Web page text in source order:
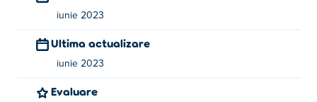
Memento: Playground,Forgotten Hill: Fall
PuppeteerșiForgotten Hill: Surgery
Shoot'n'Shout Turbo
iunie 2023
Ultima actualizare
iunie 2023
Evaluare